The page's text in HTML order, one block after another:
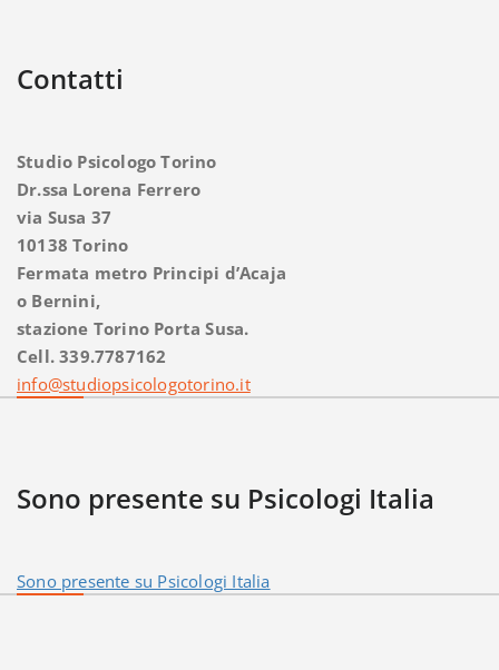
Contatti
Studio Psicologo Torino
Dr.ssa Lorena Ferrero
via Susa 37
10138 Torino
Fermata metro Principi d’Acaja
o Bernini,
stazione Torino Porta Susa.
Cell. 339.7787162
info@studiopsicologotorino.it
Sono presente su Psicologi Italia
Sono presente su Psicologi Italia